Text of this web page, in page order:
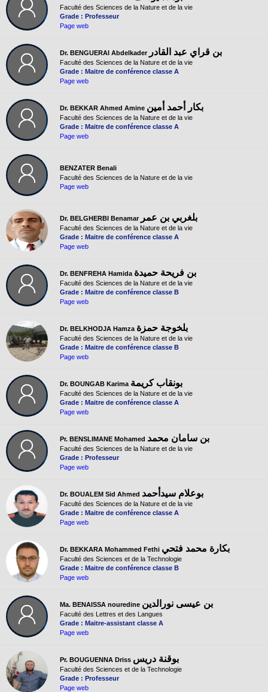
Faculté des Sciences de la Nature et de la vie
Grade : Professeur
Page web
Dr. BENGUERAI Abdelkader بن قراي عبد القادر
Faculté des Sciences de la Nature et de la vie
Grade : Maitre de conférence classe A
Page web
Dr. BEKKAR Ahmed Amine بكار أحمد أمين
Faculté des Sciences de la Nature et de la vie
Grade : Maitre de conférence classe A
Page web
BENZATER Benali
Faculté des Sciences de la Nature et de la vie
Page web
Dr. BELGHERBI Benamar بلغربي بن عمر
Faculté des Sciences de la Nature et de la vie
Grade : Maitre de conférence classe A
Page web
Dr. BENFREHA Hamida بن فريحة حميدة
Faculté des Sciences de la Nature et de la vie
Grade : Maitre de conférence classe B
Page web
Dr. BELKHODJA Hamza بلخوجة حمزة
Faculté des Sciences de la Nature et de la vie
Grade : Maitre de conférence classe B
Page web
Dr. BOUNGAB Karima بونقاب كريمة
Faculté des Sciences de la Nature et de la vie
Grade : Maitre de conférence classe A
Page web
Pr. BENSLIMANE Mohamed بن سامان محمد
Faculté des Sciences de la Nature et de la vie
Grade : Professeur
Page web
Dr. BOUALEM Sid Ahmed بوعلام سيدأحمد
Faculté des Sciences de la Nature et de la vie
Grade : Maitre de conférence classe A
Page web
Dr. BEKKARA Mohammed Fethi بكارة محمد فتحي
Faculté des Sciences et de la Technologie
Grade : Maitre de conférence classe B
Page web
Ma. BENAISSA nouredine بن عيسى نورالدين
Faculté des Lettres et des Langues
Grade : Maitre-assistant classe A
Page web
Pr. BOUGUENNA Driss بوقنة دريس
Faculté des Sciences et de la Technologie
Grade : Professeur
Page web